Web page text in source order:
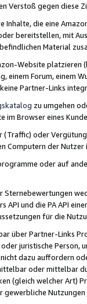
Verstoß gegen diese
Inhalte, die eine
bereitstellen, mit
Material
Website
einem Forum, einem
Partner-Links
zu umgehen
im Browser eines
(Traffic) oder
Computern der
oder auf
Sternebewertungen
API und die PA API
für die
über Partner-Links
juristische
dazu auffordern
oder mittelbar
(gleich welcher Art)